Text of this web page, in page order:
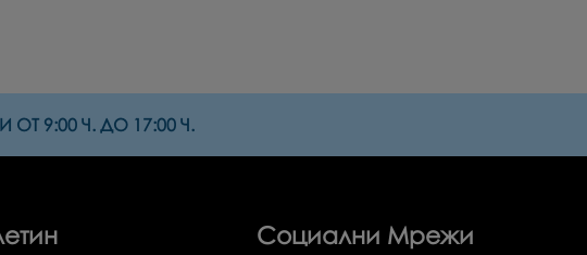
9:00 Ч. ДО 17:00 Ч.
Социални Мрежи